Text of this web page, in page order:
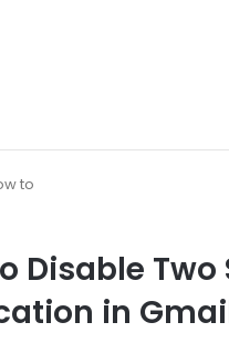
to
Disable Two
in